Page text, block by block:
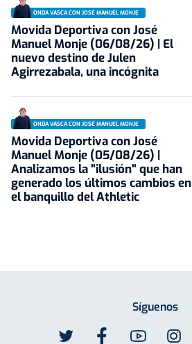
ONDA VASCA CON JOSÉ MANUEL MONJE
Movida Deportiva con José
Manuel Monje (06/08/26) | El
nuevo destino de Julen
Agirrezabala, una incógnita
ONDA VASCA CON JOSÉ MANUEL MONJE
Movida Deportiva con José
Manuel Monje (05/08/26) |
Analizamos la "ilusión" que han
generado los últimos cambios en
el banquillo del Athletic
Síguenos